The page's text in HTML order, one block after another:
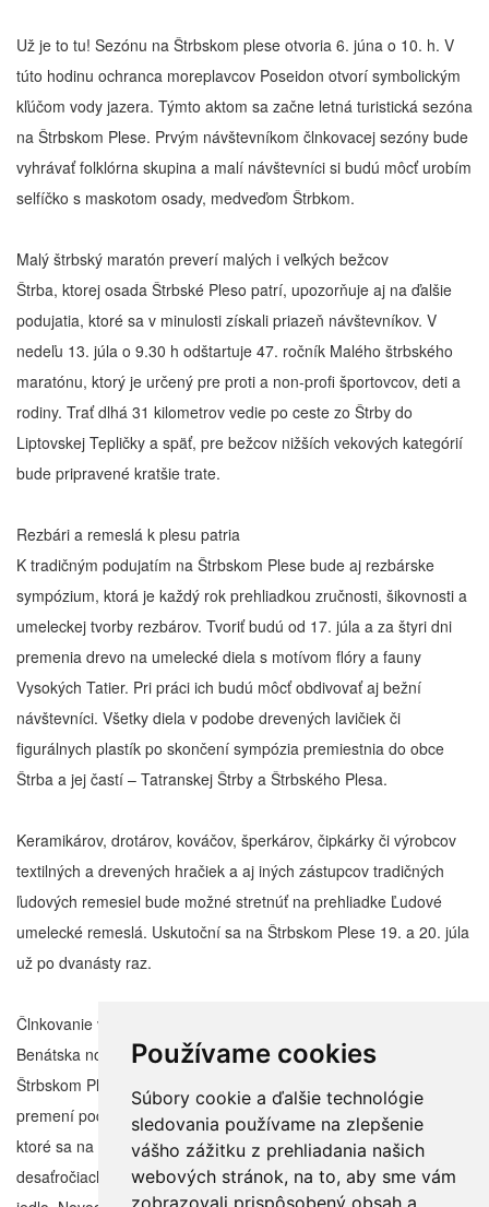
Používame cookies
Súbory cookie a ďalšie technológie
sledovania používame na zlepšenie
vášho zážitku z prehliadania našich
webových stránok, na to, aby sme vám
zobrazovali prispôsobený obsah a
Už je to tu! Sezónu na Štrbskom plese otvoria 6. júna o 10. h. V
túto hodinu ochranca moreplavcov Poseidon otvorí symbolickým
kľúčom vody jazera. Týmto aktom sa začne letná turistická sezóna
na Štrbskom Plese. Prvým návštevníkom člnkovacej sezóny bude
vyhrávať folklórna skupina a malí návštevníci si budú môcť urobím
selfíčko s maskotom osady, medveďom Štrbkom.
Malý štrbský maratón preverí malých i veľkých bežcov
Štrba, ktorej osada Štrbské Pleso patrí, upozorňuje aj na ďalšie
podujatia, ktoré sa v minulosti získali priazeň návštevníkov. V
nedeľu 13. júla o 9.30 h odštartuje 47. ročník Malého štrbského
maratónu, ktorý je určený pre proti a non-profi športovcov, deti a
rodiny. Trať dlhá 31 kilometrov vedie po ceste zo Štrby do
Liptovskej Tepličky a späť, pre bežcov nižších vekových kategórií
bude pripravené kratšie trate.
Rezbári a remeslá k plesu patria
K tradičným podujatím na Štrbskom Plese bude aj rezbárske
sympózium, ktorá je každý rok prehliadkou zručnosti, šikovnosti a
umeleckej tvorby rezbárov. Tvoriť budú od 17. júla a za štyri dni
premenia drevo na umelecké diela s motívom flóry a fauny
Vysokých Tatier. Pri práci ich budú môcť obdivovať aj bežní
návštevníci. Všetky diela v podobe drevených lavičiek či
figurálnych plastík po skončení sympózia premiestnia do obce
Štrba a jej častí – Tatranskej Štrby a Štrbského Plesa.
Keramikárov, drotárov, kováčov, šperkárov, čipkárky či výrobcov
textilných a drevených hračiek a aj iných zástupcov tradičných
ľudových remesiel bude možné stretnúť na prehliadke Ľudové
umelecké remeslá. Uskutoční sa na Štrbskom Plese 19. a 20. júla
už po dvanásty raz.
Člnkovanie v barokových kostýmoch
Benátska noc je najznámejšie a najpopulárnejšie podujatie leta na
Štrbskom Plese. Na tatranské Benátsky sa pokojná hladina jazera
premení podvečer 19. júla. Nadväzuje na podobné podujatie,
ktoré sa na Štrbskom plese organizovalo už v minulých
desaťročiach a prepájalo ich člnkovanie, dobrá hudba a dobré